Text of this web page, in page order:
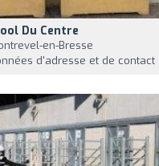
Du Centre
en-Bresse
d'adresse et de contact